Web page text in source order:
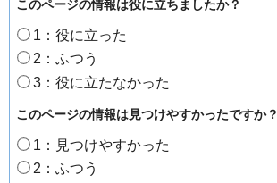
このページの情報は役に立ちましたか？
1：役に立った
2：ふつう
3：役に立たなかった
このページの情報は見つけやすかったですか？
1：見つけやすかった
2：ふつう